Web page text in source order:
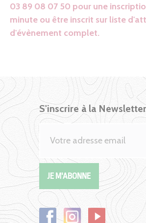
03 89 08 07 50 pour une
minute ou être inscrit sur liste
d'évènement complet.
S'inscrire à la Newsletter